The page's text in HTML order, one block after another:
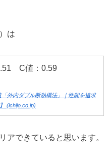
は
C値：0.59
「外内ダブル断熱構法」｜性能を追求
(ichijo.co.jp)
アできていると思います。